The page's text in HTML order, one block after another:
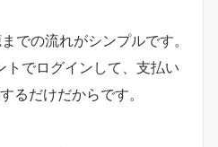
での流れがシンプルです。
でログインして、支払い
るだけだからです。